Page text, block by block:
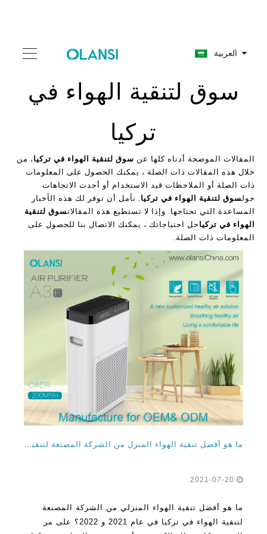
العربية
سوق لتنقية الهواء في
تركيا
المقالات الموضحة أدناه كلها عن سوق لتنقية الهواء في تركيا ، من
خلال هذه المقالات ذات الصلة ، يمكنك الحصول على المعلومات
ذات الصلة أو الملاحظات قيد الاستخدام أو أحدث الاتجاهات
حولسوق لتنقية الهواء في تركيا. نأمل أن توفر لك هذه الأخبار
المساعدة التي تحتاجها. وإذا لا تستطيع هذه المقالاتسوق لتنقية
الهواء في تركيا حل احتياجاتك ، يمكنك الاتصال بنا للحصول على
المعلومات ذات الصلة.
ما هو أفضل تنقية الهواء المنزل من الشركة المصنعة لتنقية الهواء في تركيا عام 2021 و 2022؟
ما هو أفضل تنقية الهواء المنزلي من الشركة المصنعة
لتنقية الهواء في تركيا في عام 2021 و 2022؟ على مر